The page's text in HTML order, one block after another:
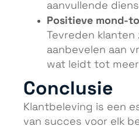
aanvullende
Positieve mond-
Tevreden
aanbevelen aan
wat leidt tot
Conclusie
Klantbeleving is een
van succes voor elk